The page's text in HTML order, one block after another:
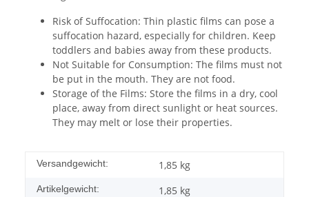
Risk of Suffocation: Thin plastic films can pose a
suffocation hazard, especially for children. Keep
toddlers and babies away from these products.
Not Suitable for Consumption: The films must not
be put in the mouth. They are not food.
Storage of the Films: Store the films in a dry, cool
place, away from direct sunlight or heat sources.
They may melt or lose their properties.
Versandgewicht: 1,85 kg
Artikelgewicht: 1,85 kg